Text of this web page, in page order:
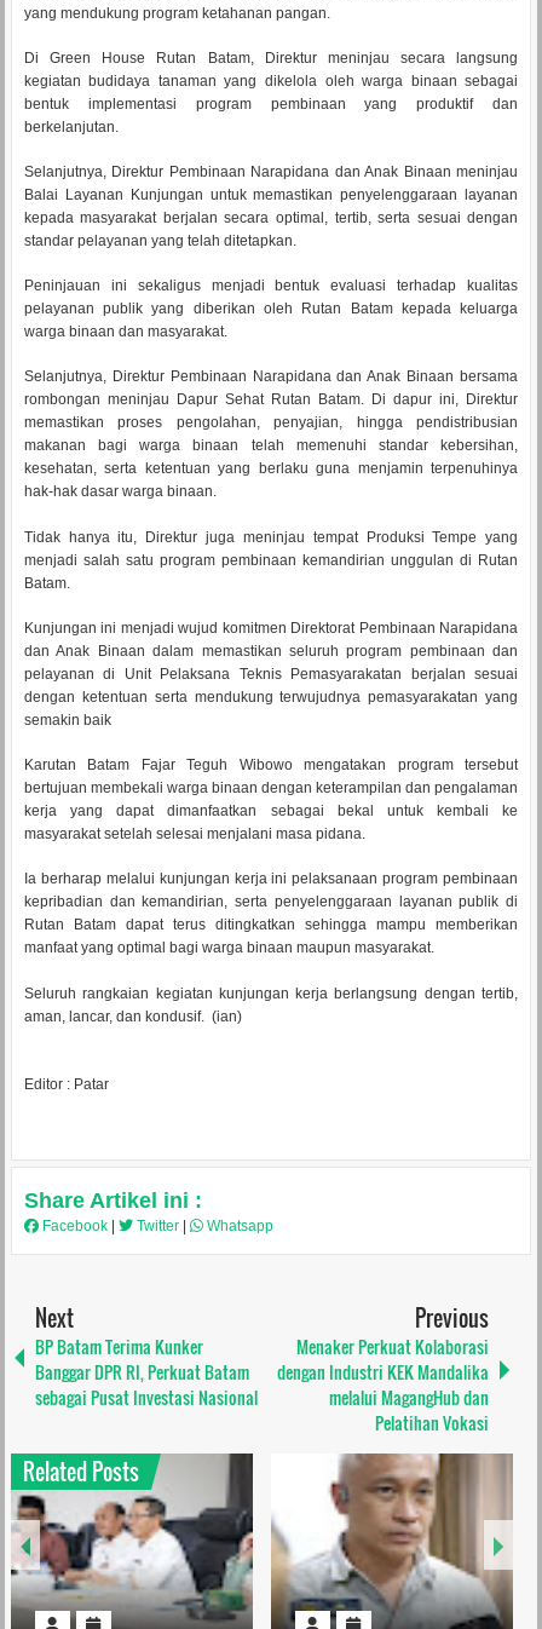
yang mendukung program ketahanan pangan.
Di Green House Rutan Batam, Direktur meninjau secara langsung
kegiatan budidaya tanaman yang dikelola oleh warga binaan sebagai
bentuk implementasi program pembinaan yang produktif dan
berkelanjutan.
Selanjutnya, Direktur Pembinaan Narapidana dan Anak Binaan meninjau
Balai Layanan Kunjungan untuk memastikan penyelenggaraan layanan
kepada masyarakat berjalan secara optimal, tertib, serta sesuai dengan
standar pelayanan yang telah ditetapkan.
Peninjauan ini sekaligus menjadi bentuk evaluasi terhadap kualitas
pelayanan publik yang diberikan oleh Rutan Batam kepada keluarga
warga binaan dan masyarakat.
Selanjutnya, Direktur Pembinaan Narapidana dan Anak Binaan bersama
rombongan meninjau Dapur Sehat Rutan Batam. Di dapur ini, Direktur
memastikan proses pengolahan, penyajian, hingga pendistribusian
makanan bagi warga binaan telah memenuhi standar kebersihan,
kesehatan, serta ketentuan yang berlaku guna menjamin terpenuhinya
hak-hak dasar warga binaan.
Tidak hanya itu, Direktur juga meninjau tempat Produksi Tempe yang
menjadi salah satu program pembinaan kemandirian unggulan di Rutan
Batam.
Kunjungan ini menjadi wujud komitmen Direktorat Pembinaan Narapidana
dan Anak Binaan dalam memastikan seluruh program pembinaan dan
pelayanan di Unit Pelaksana Teknis Pemasyarakatan berjalan sesuai
dengan ketentuan serta mendukung terwujudnya pemasyarakatan yang
semakin baik
Karutan Batam Fajar Teguh Wibowo mengatakan program tersebut
bertujuan membekali warga binaan dengan keterampilan dan pengalaman
kerja yang dapat dimanfaatkan sebagai bekal untuk kembali ke
masyarakat setelah selesai menjalani masa pidana.
Ia berharap melalui kunjungan kerja ini pelaksanaan program pembinaan
kepribadian dan kemandirian, serta penyelenggaraan layanan publik di
Rutan Batam dapat terus ditingkatkan sehingga mampu memberikan
manfaat yang optimal bagi warga binaan maupun masyarakat.
Seluruh rangkaian kegiatan kunjungan kerja berlangsung dengan tertib,
aman, lancar, dan kondusif. (ian)
Editor : Patar
Share Artikel ini :
Facebook Twitter Whatsapp
Next
BP Batam Terima Kunker
Banggar DPR RI, Perkuat Batam
sebagai Pusat Investasi Nasional
Previous
Menaker Perkuat Kolaborasi
dengan Industri KEK Mandalika
melalui MagangHub dan
Pelatihan Vokasi
Related Posts